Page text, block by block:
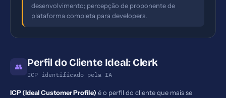
desenvolvimento; percepção de proponente de
plataforma completa para developers.
👥 Perfil do Cliente Ideal: Clerk
ICP identificado pela IA
ICP (Ideal Customer Profile) é o perfil do cliente que mais se